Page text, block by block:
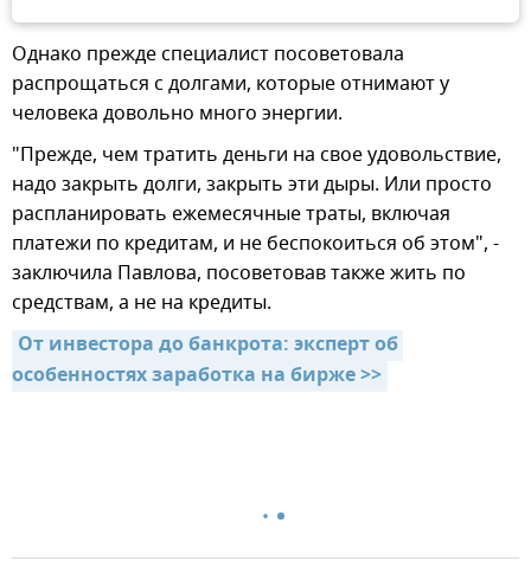
Однако прежде специалист посоветовала
распрощаться с долгами, которые отнимают у
человека довольно много энергии.
"Прежде, чем тратить деньги на свое удовольствие,
надо закрыть долги, закрыть эти дыры. Или просто
распланировать ежемесячные траты, включая
платежи по кредитам, и не беспокоиться об этом", -
заключила Павлова, посоветовав также жить по
средствам, а не на кредиты.
От инвестора до банкрота: эксперт об
особенностях заработка на бирже >>